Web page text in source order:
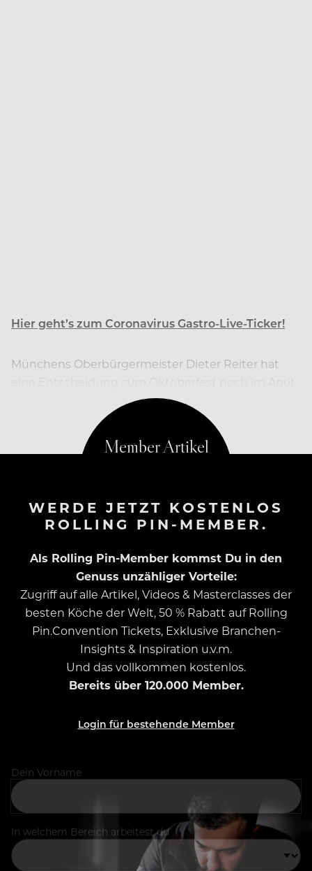
Hier geht’s zum Coronavirus Gastro-Live-Ticker!
Münchens Oberbürgermeister Dieter Reiter hat
WERDE JETZT KOSTENLOS
ROLLING PIN-MEMBER.
Als Rolling Pin-Member kommst Du in den
Genuss unzähliger Vorteile:
Zugriff auf alle Artikel, Videos & Masterclasses der
besten Köche der Welt, 50 % Rabatt auf Rolling
Pin.Convention Tickets, Exklusive Branchen-
Insights & Inspiration u.v.m.
Und das vollkommen kostenlos.
Bereits über 120.000 Member.
Login für bestehende Member
Dein Vorname
In welchem Bereich arbeitest du